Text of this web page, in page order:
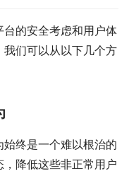
的安全考虑和用户体
们可以从以下几个方
终是一个难以根治的
降低这些非正常用户